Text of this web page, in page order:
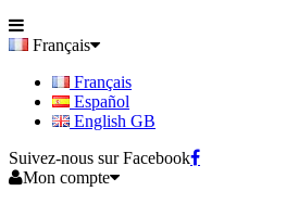
Français
Français
Español
English GB
Suivez-nous sur Facebook
Mon compte